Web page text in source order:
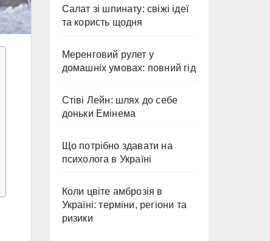
Салат зі шпинату: свіжі ідеї
та користь щодня
Меренговий рулет у
домашніх умовах: повний гід
Стіві Лейн: шлях до себе
доньки Емінема
Що потрібно здавати на
психолога в Україні
Коли цвіте амброзія в
Україні: терміни, регіони та
ризики